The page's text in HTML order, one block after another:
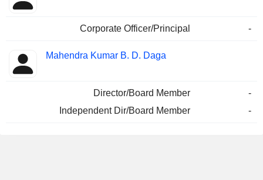
Corporate Officer/Principal -
Mahendra Kumar B. D. Daga
Director/Board Member
-
Independent Dir/Board Member
-